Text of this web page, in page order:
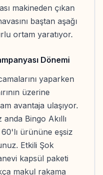
makineden çıkan
baştan aşağı
ortam yaratıyor.
Dönemi
yaparken
üzerine
avantaja ulaşıyor.
anda Bingo Akıllı
ürününe eşsiz
Etkili Şok
kapsül paketi
makul rakama